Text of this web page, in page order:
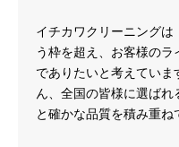
イチカワクリーニング
う枠を超え、お客様の
でありたいと考えてい
ん、全国の皆様に選ば
と確かな品質を積み重ね